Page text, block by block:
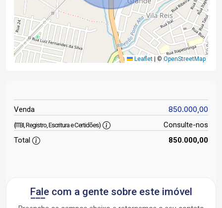
Leaflet | © OpenStreetMap
Venda 850.000,00
(ITBI, Registro, Escritura e Certidões)
Consulte-nos
Total
850.000,00
Fale com a gente sobre este imóvel